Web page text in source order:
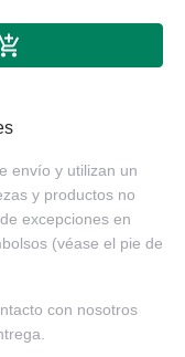
envío y utilizan un
y productos no
excepciones en
(véase el pie de
con nosotros